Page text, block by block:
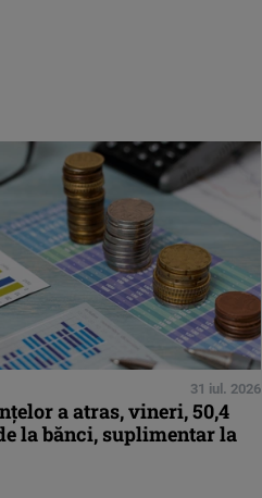
31 iul. 2026
a atras, vineri, 50,4
la bănci, suplimentar la